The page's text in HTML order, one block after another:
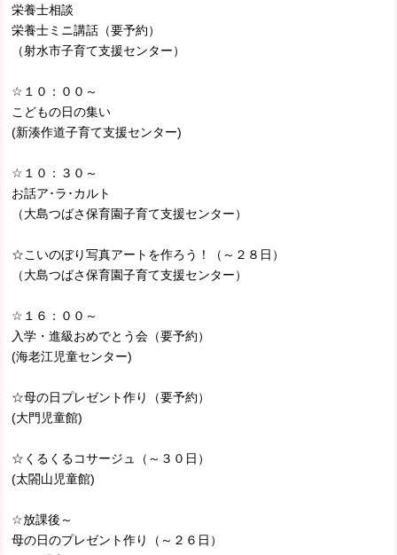
栄養士相談
栄養士ミニ講話（要予約）
（射水市子育て支援センター）
☆１０：００～
こどもの日の集い
(新湊作道子育て支援センター)
☆１０：３０～
お話ア･ラ･カルト
（大島つばさ保育園子育て支援センター）
☆こいのぼり写真アートを作ろう！（～２８日）
（大島つばさ保育園子育て支援センター）
☆１６：００～
入学・進級おめでとう会（要予約）
(海老江児童センター)
☆母の日プレゼント作り（要予約）
(大門児童館)
☆くるくるコサージュ（～３０日）
(太閤山児童館)
☆放課後～
母の日のプレゼント作り（～２６日）